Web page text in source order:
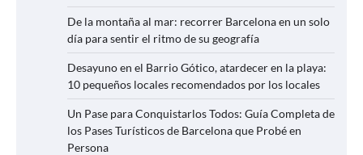
De la montaña al mar: recorrer Barcelona en un solo
día para sentir el ritmo de su geografía
Desayuno en el Barrio Gótico, atardecer en la playa:
10 pequeños locales recomendados por los locales
Un Pase para Conquistarlos Todos: Guía Completa de
los Pases Turísticos de Barcelona que Probé en
Persona